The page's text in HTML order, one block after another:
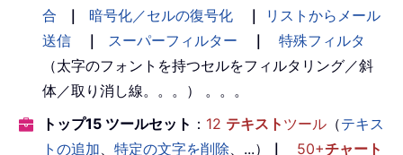
合
｜ 暗号化／セルの復号化 ｜
リストからメール
送信
｜ スーパーフィルター ｜
特殊フィルタ
（太字のフォントを持つセルをフィルタリング／斜
体／取り消し線。。。） 。。。
トップ15 ツールセット ： 12 テキスト ツール （テキス
トの追加
特定の文字を削除 、...） ｜ 50+チャート